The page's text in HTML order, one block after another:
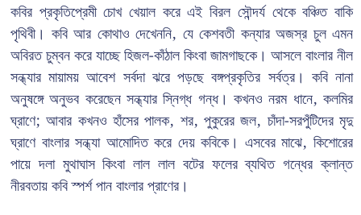
কবির প্রকৃতিপ্রেমী চোখ খেয়াল করে এই বিরল সৌন্দর্য থেকে বঞ্চিত বাকি
পৃথিবী। কবি আর কোথাও দেখেননি, যে কেশবতী কন্যার অজস্র চুল এমন
অবিরত চুম্বন করে যাচ্ছে হিজল-কাঁঠাল কিংবা জামগাছকে। আসলে বাংলার নীল
সন্ধ্যার মায়াময় আবেশ সর্বদা ঝরে পড়ছে বঙ্গপ্রকৃতির সর্বত্র। কবি নানা
অনুষঙ্গে অনুভব করেছেন সন্ধ্যার স্নিগ্ধ গন্ধ। কখনও নরম ধানে, কলমির
ঘ্রাণে; আবার কখনও হাঁসের পালক, শর, পুকুরের জল, চাঁদা-সরপুঁটিদের মৃদু
ঘ্রাণে বাংলার সন্ধ্যা আমোদিত করে দেয় কবিকে। এসবের মাঝে, কিশোরের
পায়ে দলা মুথাঘাস কিংবা লাল লাল বটের ফলের ব্যথিত গন্ধের ক্লান্ত
নীরবতায় কবি স্পর্শ পান বাংলার প্রাণের।